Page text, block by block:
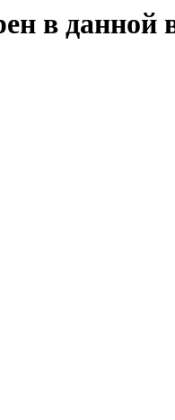
в данной